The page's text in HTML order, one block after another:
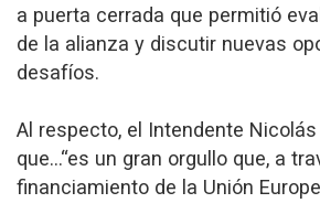
a puerta cerrada que permitió
de la alianza y discutir nuevas
desafíos.
Al respecto, el Intendente
que…“es un gran orgullo que, a
financiamiento de la Unión